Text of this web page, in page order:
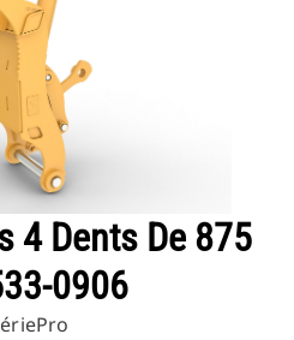
4 Dents De 875
0906